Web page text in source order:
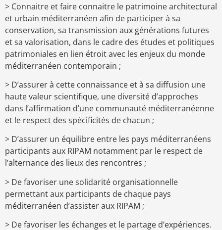
> Connaitre et faire connaitre le patrimoine architectural
et urbain méditerranéen afin de participer à sa
conservation, sa transmission aux générations futures
et sa valorisation, dans le cadre des études et politiques
patrimoniales en lien étroit avec les enjeux du monde
méditerranéen contemporain ;
> D’assurer à cette connaissance et à sa diffusion une
haute valeur scientifique, une diversité d’approches
dans l’affirmation d’une communauté méditerranéenne
et le respect des spécificités de chacun ;
> D’assurer un équilibre entre les pays méditerranéens
participants aux RIPAM notamment par le respect de
l’alternance des lieux des rencontres ;
> De favoriser une solidarité organisationnelle
permettant aux participants de chaque pays
méditerranéen d’assister aux RIPAM ;
> De favoriser les échanges et le partage d’expériences.